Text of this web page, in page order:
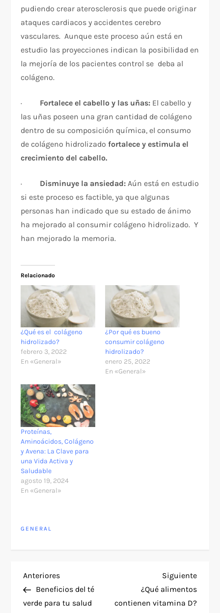
pudiendo crear aterosclerosis que puede originar
ataques cardiacos y accidentes cerebro
vasculares. Aunque este proceso aún está en
estudio las proyecciones indican la posibilidad en
la mejoría de los pacientes control se deba al
colágeno.
· Fortalece el cabello y las uñas: El cabello y
las uñas poseen una gran cantidad de colágeno
dentro de su composición química, el consumo
de colágeno hidrolizadofortalece y estimula el
crecimiento del cabello.
· Disminuye la ansiedad: Aún está en estudio
si este proceso es factible, ya que algunas
personas han indicado que su estado de ánimo
ha mejorado al consumir colágeno hidrolizado. Y
han mejorado la memoria.
Relacionado
¿Qué es el colágeno
hidrolizado?
febrero 3, 2022
En «General»
¿Por qué es bueno
consumir colágeno
hidrolizado?
enero 25, 2022
En «General»
Proteínas,
Aminoácidos, Colágeno
y Avena: La Clave para
una Vida Activa y
Saludable
agosto 19, 2024
En «General»
GENERAL
N
a
Entrada
anterior
Anteriores
Beneficios del té
verde para tu salud
Siguiente
¿Qué alimentos
contienen vitamina D?